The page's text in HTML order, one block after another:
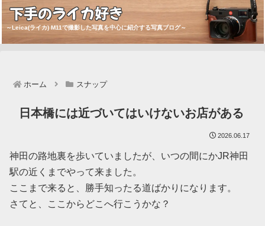
下手のライカ好き
～Leica(ライカ) M11で撮影した写真を中心に紹介する写真ブログ～
ホーム スナップ
日本橋には近づいてはいけないお店がある
2026.06.17
神田の路地裏を歩いていましたが、いつの間にかJR神田
駅の近くまでやって来ました。
ここまで来ると、勝手知ったる道ばかりになります。
さてと、ここからどこへ行こうかな？